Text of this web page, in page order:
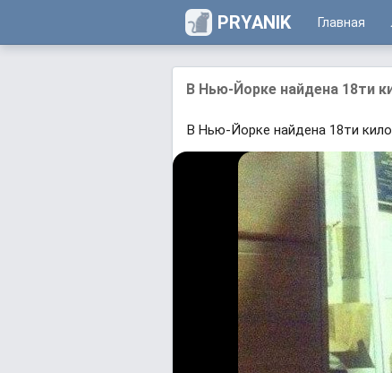
PRYANIK Главная
В Нью-Йорке найдена 18ти
В Нью-Йорке найдена 18ти